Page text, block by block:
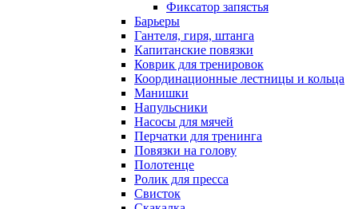
Фиксатор запястья
Барьеры
Гантеля, гиря, штанга
Капитанские повязки
Коврик для тренировок
Координационные лестницы и кольца
Манишки
Напульсники
Насосы для мячей
Перчатки для тренинга
Повязки на голову
Полотенце
Ролик для пресса
Свисток